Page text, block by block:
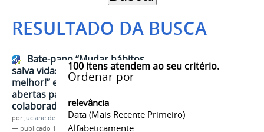
RESULTADO DA BUSCA
100itens atendem ao seu critério.
Ordenar por
relevância
Data (mais Recente Primeiro)
Alfabeticamente
Bate-papo “Mudar hábitos
salva vidas: quanto antes,
melhor!” está com inscrições
abertas para servidoras e
colaboradoras da Univasf
por Juciane de Jesus Aleixo
— publicado 18/03/2026